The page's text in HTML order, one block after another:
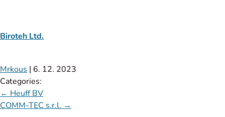
Biroteh Ltd.
Mrkous | 6. 12. 2023
Categories:
← Heuff BV
COMM-TEC s.r.l. →